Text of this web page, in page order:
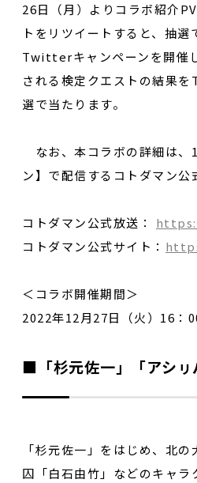
26日（月）よりコラボ紹介
トをリツイートすると、抽
Twitterキャンペーンを開催
される検定クエストの結果
選で当たります。
なお、本コラボの詳細は、
ン】で配信するコトダマン公
コトダマン公式放送：
コトダマン公式サイト：
＜コラボ開催期間＞
2022年12月27日（火）16：
■「杉元佐一」「アシㇼ
「杉元佐一」をはじめ、北
囚「白石由竹」などのキャラ